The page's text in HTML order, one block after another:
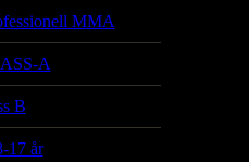
MMA
A
B
17 år